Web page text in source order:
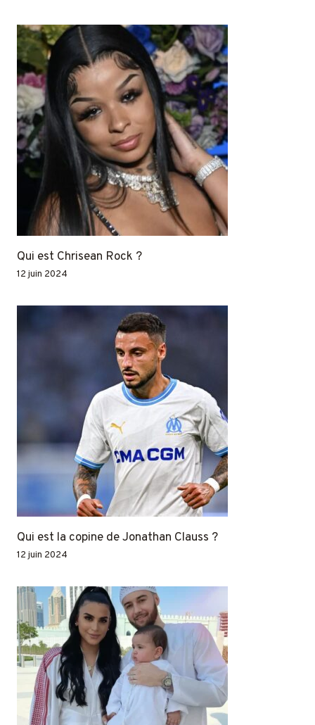
Qui est Chrisean Rock ?
12 juin 2024
Qui est la copine de Jonathan Clauss ?
12 juin 2024